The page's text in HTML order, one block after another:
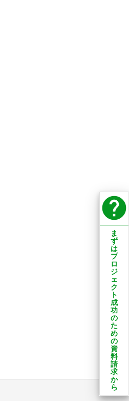
help
ま
ず
は
プ
ロ
ジ
ェ
ク
ト
成
功
の
た
め
の
資
料
請
求
か
ら